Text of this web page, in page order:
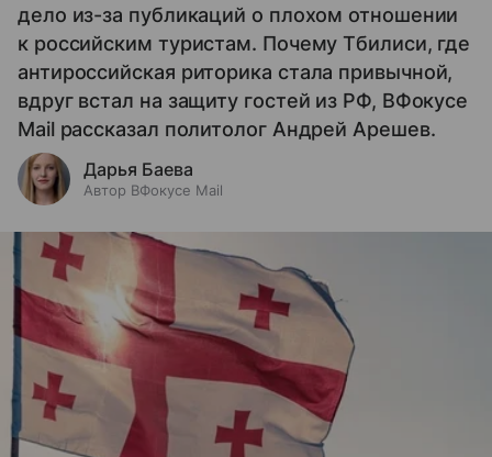
дело из-за публикаций о плохом отношении
к российским туристам. Почему Тбилиси, где
антироссийская риторика стала привычной,
вдруг встал на защиту гостей из РФ, ВФокусе
Mail рассказал политолог Андрей Арешев.
Дарья Баева
Автор ВФокусе Mail